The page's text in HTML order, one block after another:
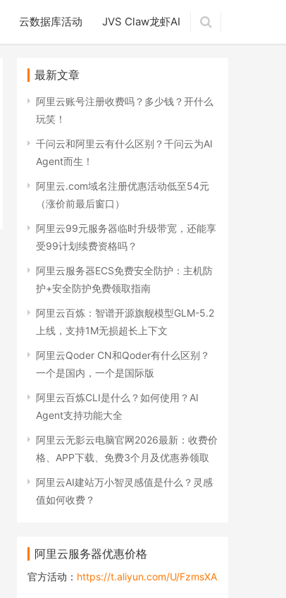
云数据库活动 JVS Claw龙虾AI
最新文章
阿里云账号注册收费吗？多少钱？开什么
玩笑！
千问云和阿里云有什么区别？千问云为AI
Agent而生！
阿里云.com域名注册优惠活动低至54元
（涨价前最后窗口）
阿里云99元服务器临时升级带宽，还能享
受99计划续费资格吗？
阿里云服务器ECS免费安全防护：主机防
护+安全防护免费领取指南
阿里云百炼：智谱开源旗舰模型GLM-5.2
上线，支持1M无损超长上下文
阿里云Qoder CN和Qoder有什么区别？
一个是国内，一个是国际版
阿里云百炼CLI是什么？如何使用？AI
Agent支持功能大全
阿里云无影云电脑官网2026最新：收费价
格、APP下载、免费3个月及优惠券领取
阿里云AI建站万小智灵感值是什么？灵感
值如何收费？
阿里云服务器优惠价格
官方活动： https://t.aliyun.com/U/FzmsXA